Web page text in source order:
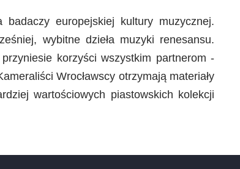
europejskiej kultury muzycznej.
wybitne dzieła muzyki renesansu.
korzyści wszystkim partnerom -
Wrocławscy otrzymają materiały
wartościowych piastowskich kolekcji